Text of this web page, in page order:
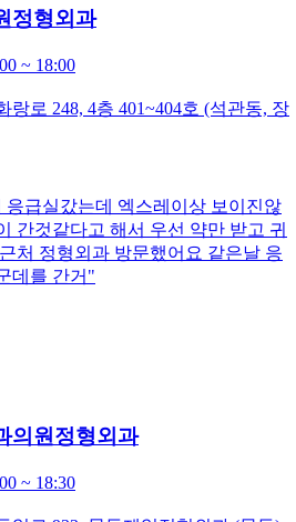
정형외과
~ 18:00
랑로 248, 4층 401~404호 (석관동, 장
응급실갔는데 엑스레이상 보이진않
간것같다고 해서 우선 약만 받고 귀
처 정형외과 방문했어요 같은날 응
데를 간거 "
의원 정형외과
~ 18:30